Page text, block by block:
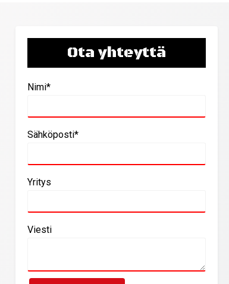
Ota yhteyttä
Nimi*
Sähköposti*
Yritys
Viesti